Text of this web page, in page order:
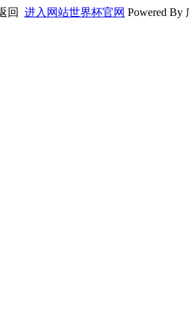
回 进入网站世界杯官网 Powered